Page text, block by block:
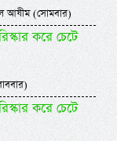
আযীম (সোমবার)
করে চেটে
করে চেটে